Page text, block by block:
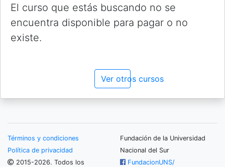
El curso que estás buscando no se
encuentra disponible para pagar o no
existe.
Ver otros cursos
Términos y condiciones
Política de privacidad
2015-2026. Todos los
Fundación de la Universidad
Nacional del Sur
FundacionUNS/